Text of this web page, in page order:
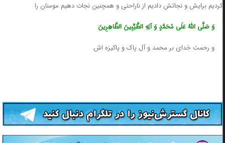
کردیم برایش و نجاتش دادیم از ناراحتی و همچنین نجات دهیم مومنان را
وَ صَلَّى اللَّهُ عَلَى مُحَمَّدٍ وَ آلِهِ الطَّیِّبِینَ الطَّاهِرِینَ
و رحمت خداى بر محمد و آل پاک و پاکیزه ‌اش